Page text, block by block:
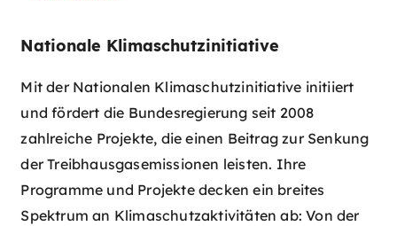
Nationale Klimaschutzinitiative
Mit der Nationalen Klimaschutzinitiative initiiert
und fördert die Bundesregierung seit 2008
zahlreiche Projekte, die einen Beitrag zur Senkung
der Treibhausgasemissionen leisten. Ihre
Programme und Projekte decken ein breites
Spektrum an Klimaschutzaktivitäten ab: Von der